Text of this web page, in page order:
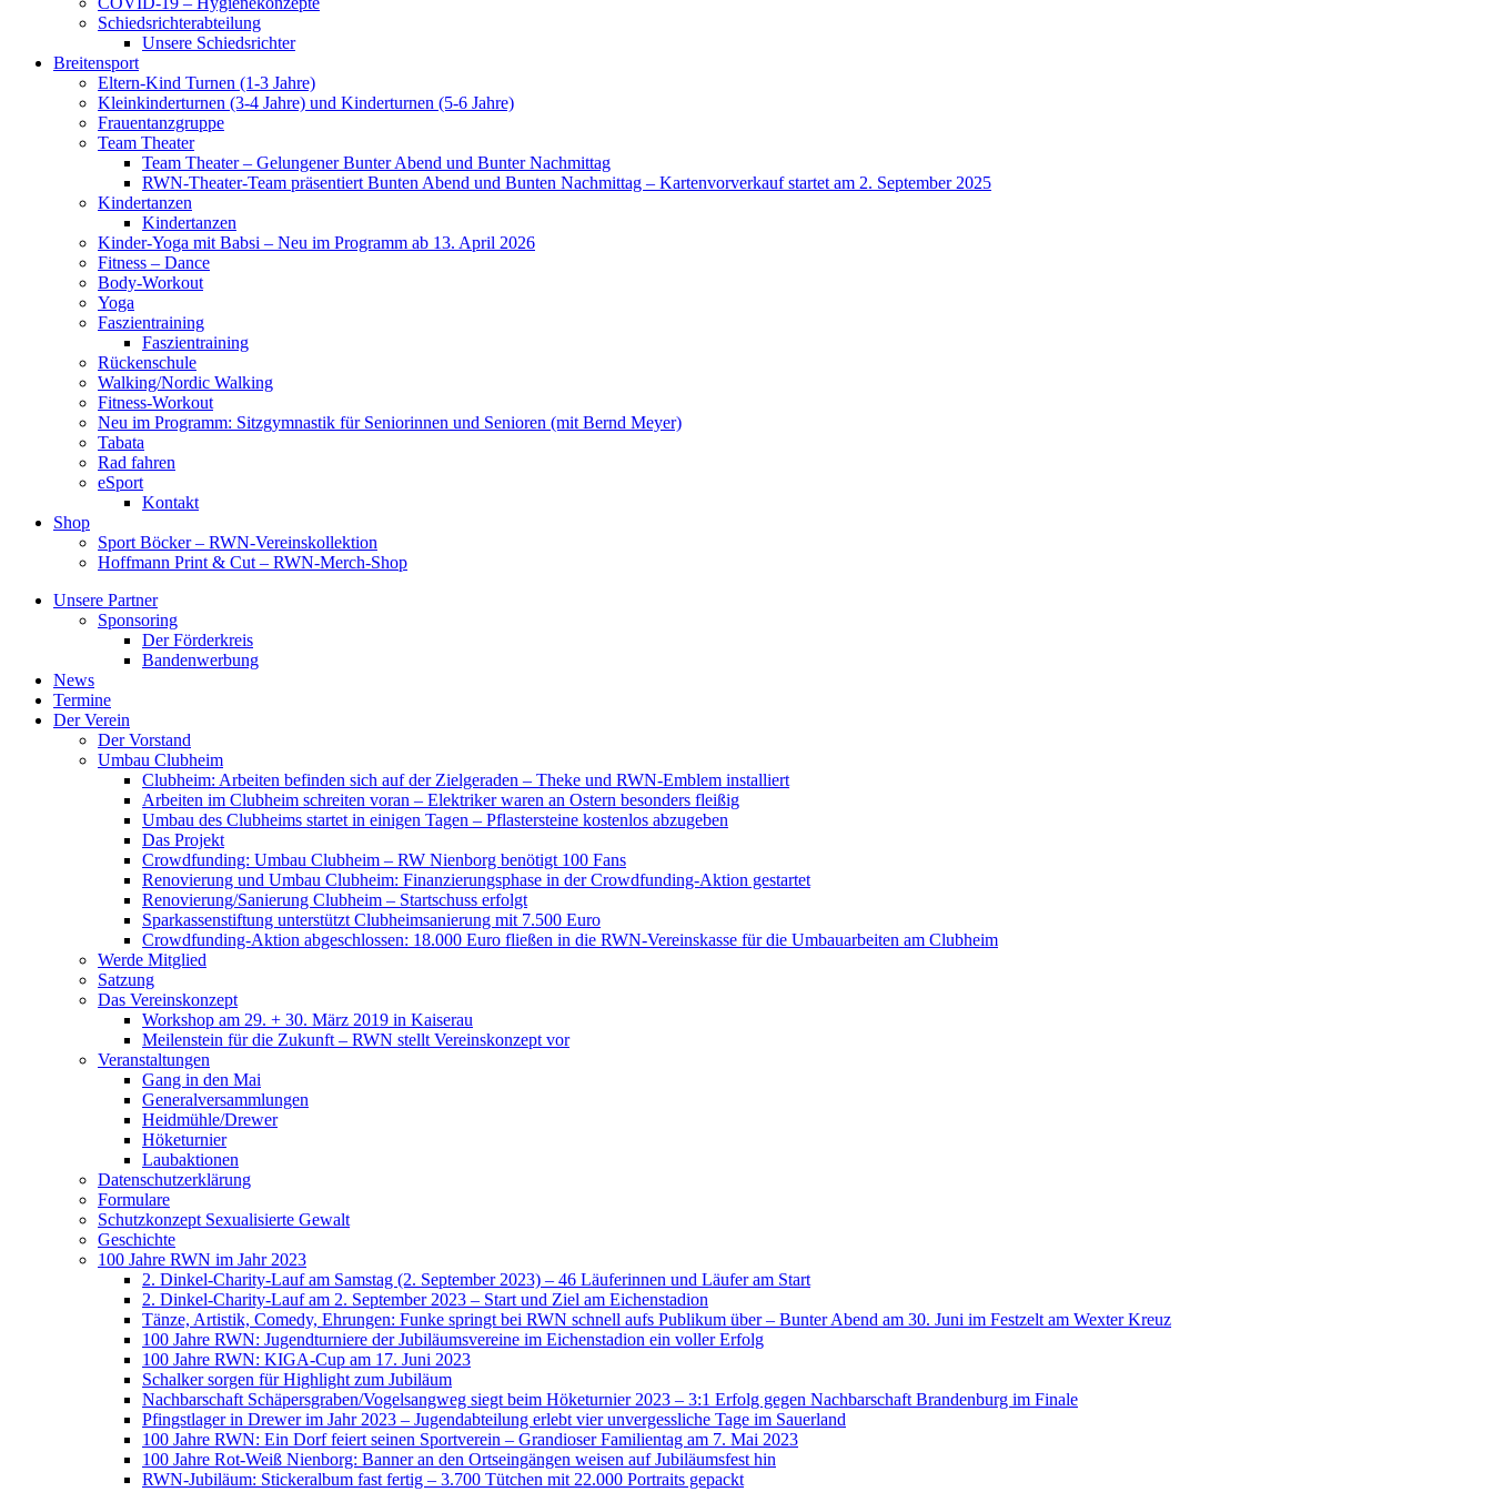
Schiedsrichterabteilung
Unsere Schiedsrichter
Breitensport
Eltern-Kind Turnen (1-3 Jahre)
Kleinkinderturnen (3-4 Jahre) und Kinderturnen (5-6 Jahre)
Frauentanzgruppe
Team Theater
Team Theater – Gelungener Bunter Abend und Bunter Nachmittag
RWN-Theater-Team präsentiert Bunten Abend und Bunten Nachmittag – Kartenvorverkauf startet am 2. September 2025
Kindertanzen
Kindertanzen
Kinder-Yoga mit Babsi – Neu im Programm ab 13. April 2026
Fitness – Dance
Body-Workout
Yoga
Faszientraining
Faszientraining
Rückenschule
Walking/Nordic Walking
Fitness-Workout
Neu im Programm: Sitzgymnastik für Seniorinnen und Senioren (mit Bernd Meyer)
Tabata
Rad fahren
eSport
Kontakt
Shop
Sport Böcker – RWN-Vereinskollektion
Hoffmann Print & Cut – RWN-Merch-Shop
Unsere Partner
Sponsoring
Der Förderkreis
Bandenwerbung
News
Termine
Der Verein
Der Vorstand
Umbau Clubheim
Clubheim: Arbeiten befinden sich auf der Zielgeraden – Theke und RWN-Emblem installiert
Arbeiten im Clubheim schreiten voran – Elektriker waren an Ostern besonders fleißig
Umbau des Clubheims startet in einigen Tagen – Pflastersteine kostenlos abzugeben
Das Projekt
Crowdfunding: Umbau Clubheim – RW Nienborg benötigt 100 Fans
Renovierung und Umbau Clubheim: Finanzierungsphase in der Crowdfunding-Aktion gestartet
Renovierung/Sanierung Clubheim – Startschuss erfolgt
Sparkassenstiftung unterstützt Clubheimsanierung mit 7.500 Euro
Crowdfunding-Aktion abgeschlossen: 18.000 Euro fließen in die RWN-Vereinskasse für die Umbauarbeiten am Clubheim
Werde Mitglied
Satzung
Das Vereinskonzept
Workshop am 29. + 30. März 2019 in Kaiserau
Meilenstein für die Zukunft – RWN stellt Vereinskonzept vor
Veranstaltungen
Gang in den Mai
Generalversammlungen
Heidmühle/Drewer
Höketurnier
Laubaktionen
Datenschutzerklärung
Formulare
Schutzkonzept Sexualisierte Gewalt
Geschichte
100 Jahre RWN im Jahr 2023
2. Dinkel-Charity-Lauf am Samstag (2. September 2023) – 46 Läuferinnen und Läufer am Start
2. Dinkel-Charity-Lauf am 2. September 2023 – Start und Ziel am Eichenstadion
Tänze, Artistik, Comedy, Ehrungen: Funke springt bei RWN schnell aufs Publikum über – Bunter Abend am 30. Juni im Festzelt am Wexter Kreuz
100 Jahre RWN: Jugendturniere der Jubiläumsvereine im Eichenstadion ein voller Erfolg
100 Jahre RWN: KIGA-Cup am 17. Juni 2023
Schalker sorgen für Highlight zum Jubiläum
Nachbarschaft Schäpersgraben/Vogelsangweg siegt beim Höketurnier 2023 – 3:1 Erfolg gegen Nachbarschaft Brandenburg im Finale
Pfingstlager in Drewer im Jahr 2023 – Jugendabteilung erlebt vier unvergessliche Tage im Sauerland
100 Jahre RWN: Ein Dorf feiert seinen Sportverein – Grandioser Familientag am 7. Mai 2023
100 Jahre Rot-Weiß Nienborg: Banner an den Ortseingängen weisen auf Jubiläumsfest hin
RWN-Jubiläum: Stickeralbum fast fertig – 3.700 Tütchen mit 22.000 Portraits gepackt